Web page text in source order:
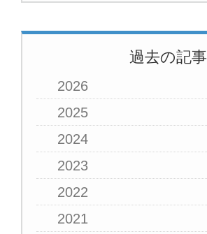
過去の記事
2026
2025
2024
2023
2022
2021